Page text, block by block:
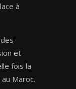
à
et
fois la
Maroc.